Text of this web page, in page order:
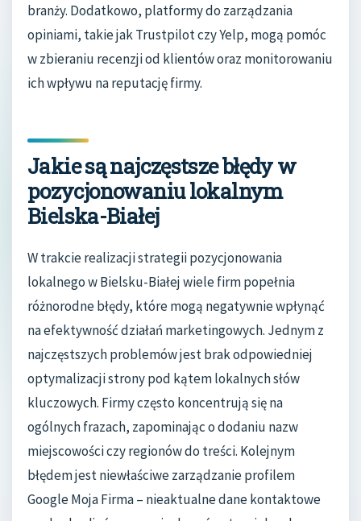
branży. Dodatkowo, platformy do zarządzania
opiniami, takie jak Trustpilot czy Yelp, mogą pomóc
w zbieraniu recenzji od klientów oraz monitorowaniu
ich wpływu na reputację firmy.
Jakie są najczęstsze błędy w
pozycjonowaniu lokalnym
Bielska-Białej
W trakcie realizacji strategii pozycjonowania
lokalnego w Bielsku-Białej wiele firm popełnia
różnorodne błędy, które mogą negatywnie wpłynąć
na efektywność działań marketingowych. Jednym z
najczęstszych problemów jest brak odpowiedniej
optymalizacji strony pod kątem lokalnych słów
kluczowych. Firmy często koncentrują się na
ogólnych frazach, zapominając o dodaniu nazw
miejscowości czy regionów do treści. Kolejnym
błędem jest niewłaściwe zarządzanie profilem
Google Moja Firma – nieaktualne dane kontaktowe